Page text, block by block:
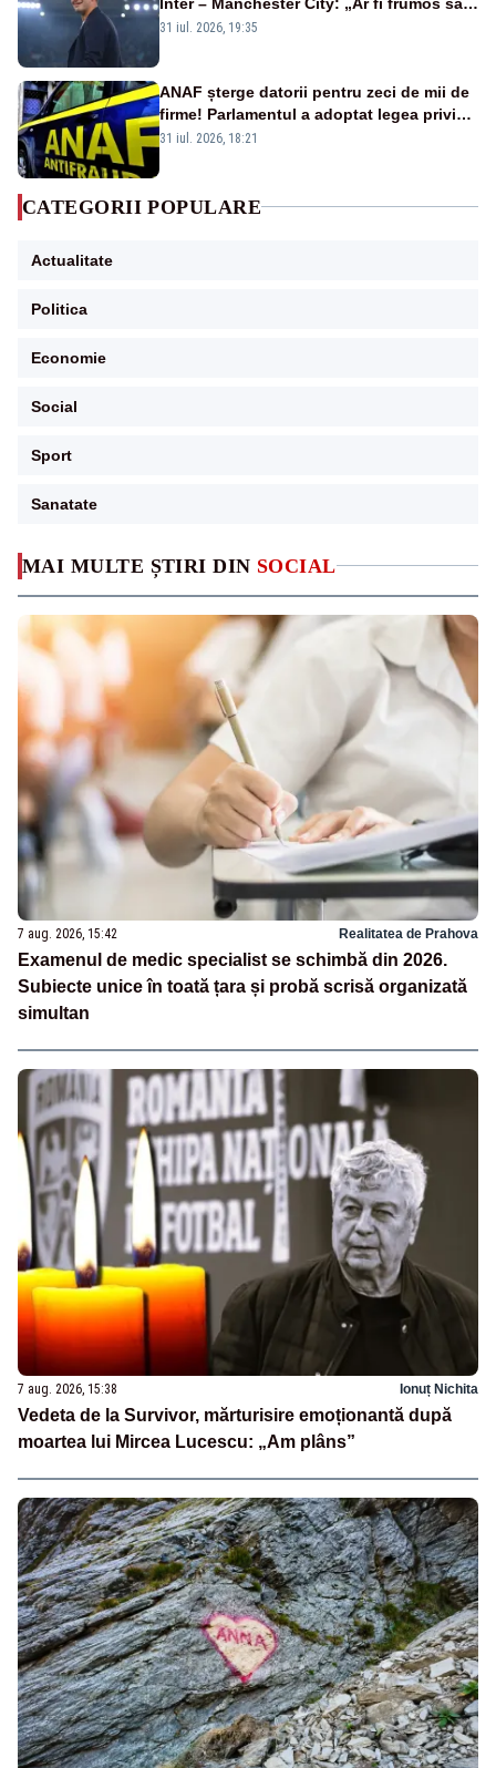
MAI MULTE ȘTIRI DIN SOCIAL
7 aug. 2026, 15:42 Realitatea de Prahova
Examenul de medic specialist se schimbă din 2026.
Subiecte unice în toată țara și probă scrisă organizată
simultan
7 aug. 2026, 15:38 Ionuț Nichita
Vedeta de la Survivor, mărturisire emoționantă după
moartea lui Mircea Lucescu: „Am plâns”
mai cumpărați și de la noi”
31 iul. 2026, 19:35
ANAF șterge datorii pentru zeci de mii de
firme! Parlamentul a adoptat legea privind
amnistia fiscală
31 iul. 2026, 18:21
CATEGORII POPULARE
Actualitate
Politica
Economie
Social
Sport
Sanatate